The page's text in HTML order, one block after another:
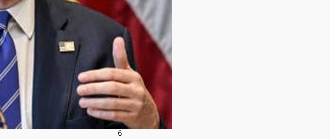
60
يومً
ا
أغ
س
ط
س
7,
202
6